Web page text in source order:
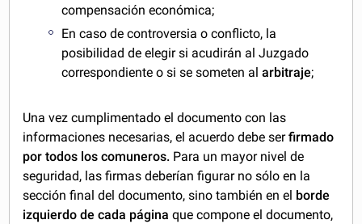
compensación económica;
En caso de controversia o conflicto, la
posibilidad de elegir si acudirán al Juzgado
correspondiente o si se someten alarbitraje;
Una vez cumplimentado el documento con las
informaciones necesarias, el acuerdo debe serfirmado
por todos los comuneros. Para un mayor nivel de
seguridad, las firmas deberían figurar no sólo en la
sección final del documento, sino también en el borde
izquierdo de cada página que compone el documento,